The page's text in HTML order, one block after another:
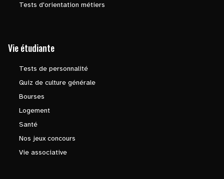
Tests d'orientation métiers
Vie étudiante
Tests de personnalité
Quiz de culture générale
Bourses
Logement
Santé
Nos jeux concours
Vie associative